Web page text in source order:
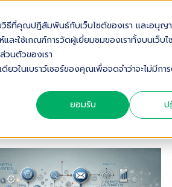
ธีที่คุณปฏิสัมพันธ์กับเว็บไซต์ของเรา และอนุญา
ละใช้เกณฑ์การวัดผู้เยี่ยมชมของเราทั้งบนเว็บ
วนตัวของเรา
วในเบราว์เซอร์ของคุณเพื่อจดจำว่าจะไม่มีกา
ยอมรับ
ป
SOLUTIONS INDUSTRIES